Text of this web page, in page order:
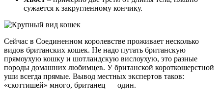
сужается к закругленному кончику.
Сейчас в Соединенном королевстве проживает несколько
видов британских кошек. Не надо путать британскую
прямоухую кошку и шотландскую вислоухую, это разные
породы домашних любимцев. У британской короткошерстной
уши всегда прямые. Вывод местных экспертов таков:
«скоттишей» много, британец — один.